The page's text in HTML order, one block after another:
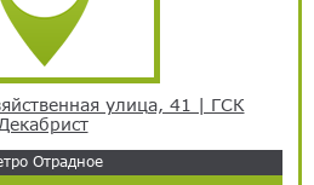
улица, 41 | ГСК
Декабрист
Отрадное